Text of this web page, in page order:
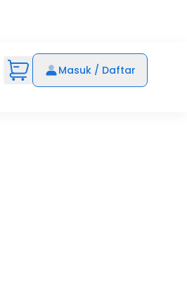
Masuk / Daftar